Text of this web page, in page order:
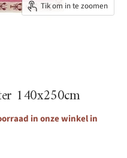
Tik om in te zoomen
140x250cm
in onze winkel in